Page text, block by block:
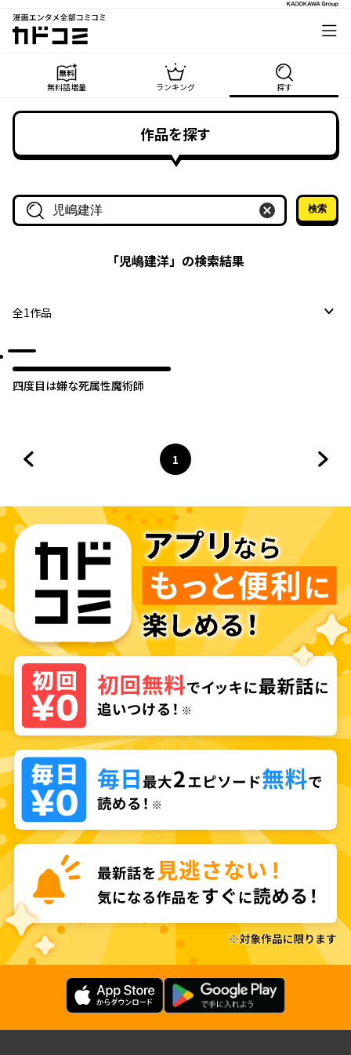
漫画エンタメ全部コミコミ
カドコミ
無料話増量 ランキング 探す
作品を探す
作品名・作家名で探す
検索
「児嶋建洋」の検索結果
全1作品
四度目は嫌な死属性魔術師
ページ
1
へ